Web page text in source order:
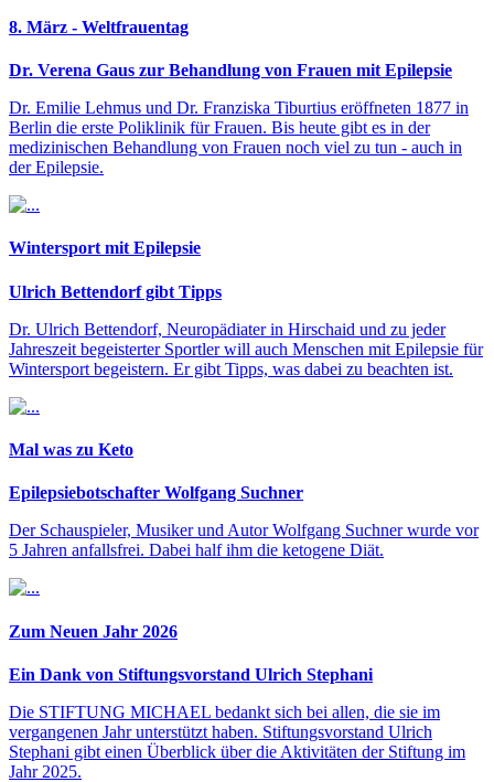
8. März - Weltfrauentag
Dr. Verena Gaus zur Behandlung von Frauen mit Epilepsie
Dr. Emilie Lehmus und Dr. Franziska Tiburtius eröffneten 1877 in
Berlin die erste Poliklinik für Frauen. Bis heute gibt es in der
medizinischen Behandlung von Frauen noch viel zu tun - auch in
der Epilepsie.
Wintersport mit Epilepsie
Ulrich Bettendorf gibt Tipps
Dr. Ulrich Bettendorf, Neuropädiater in Hirschaid und zu jeder
Jahreszeit begeisterter Sportler will auch Menschen mit Epilepsie für
Wintersport begeistern. Er gibt Tipps, was dabei zu beachten ist.
Mal was zu Keto
Epilepsiebotschafter Wolfgang Suchner
Der Schauspieler, Musiker und Autor Wolfgang Suchner wurde vor
5 Jahren anfallsfrei. Dabei half ihm die ketogene Diät.
Zum Neuen Jahr 2026
Ein Dank von Stiftungsvorstand Ulrich Stephani
Die STIFTUNG MICHAEL bedankt sich bei allen, die sie im
vergangenen Jahr unterstützt haben. Stiftungsvorstand Ulrich
Stephani gibt einen Überblick über die Aktivitäten der Stiftung im
Jahr 2025.